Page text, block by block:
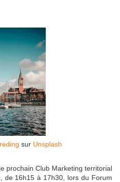
sur Unsplash
prochain Club Marketing territorial
de 16h15 à 17h30, lors du Forum